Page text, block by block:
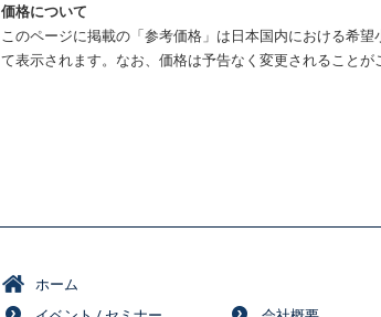
価格について
このページに掲載の「参考価格」は日本国内における希
て表示されます。なお、価格は予告なく変更されることが
ホーム